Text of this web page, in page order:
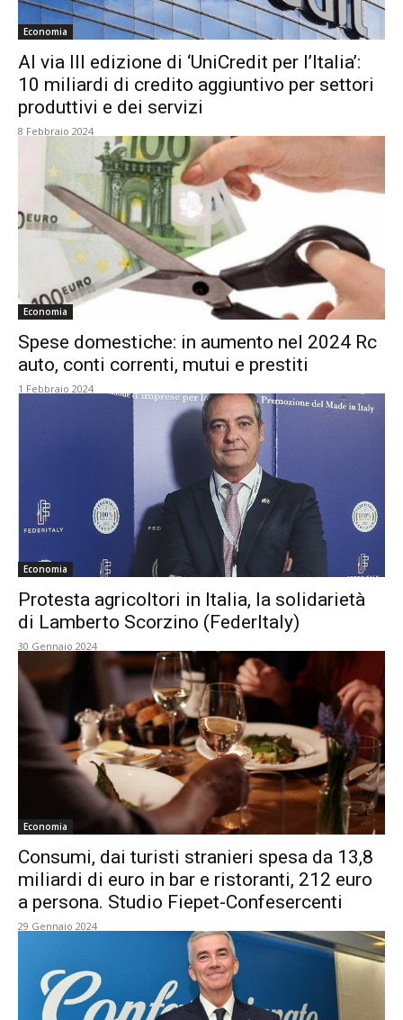
Economia
Al via III edizione di ‘UniCredit per l’Italia’:
10 miliardi di credito aggiuntivo per settori
produttivi e dei servizi
8 Febbraio 2024
Economia
Spese domestiche: in aumento nel 2024 Rc
auto, conti correnti, mutui e prestiti
1 Febbraio 2024
Economia
Protesta agricoltori in Italia, la solidarietà
di Lamberto Scorzino (FederItaly)
30 Gennaio 2024
Economia
Consumi, dai turisti stranieri spesa da 13,8
miliardi di euro in bar e ristoranti, 212 euro
a persona. Studio Fiepet-Confesercenti
29 Gennaio 2024